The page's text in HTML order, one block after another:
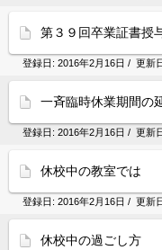
第３９回卒業証書授
登録日: 2016年2月16日 / 更新
一斉臨時休業期間の
登録日: 2016年2月16日 / 更新
休校中の教室では
登録日: 2016年2月16日 / 更新
休校中の過ごし方